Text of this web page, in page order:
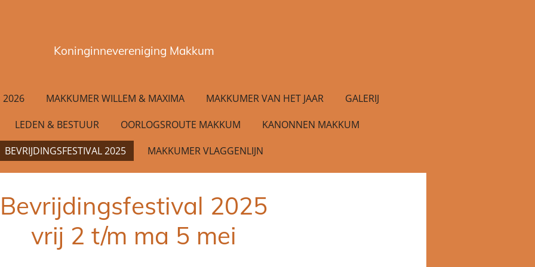
Koninginnevereniging Makkum
2026 MAKKUMER WILLEM & MAXIMA MAKKUMER VAN HET JAAR
GALERIJ
LEDEN & BESTUUR OORLOGSROUTE MAKKUM
KANONNEN MAKKUM
BEVRIJDINGSFESTIVAL 2025
MAKKUMER VLAGGENLIJN
Bevrijdingsfestival 2025
vrij 2 t/m ma 5 mei